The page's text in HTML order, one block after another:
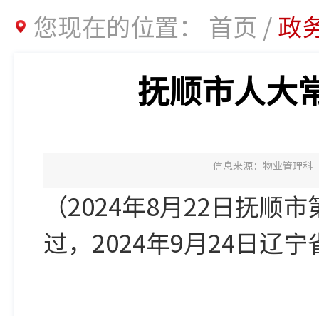
您现在的位置： 首页 /政
抚顺市人大
信息来源：物业管理科
（2024年8月22日抚顺
过，2024年9月24日辽